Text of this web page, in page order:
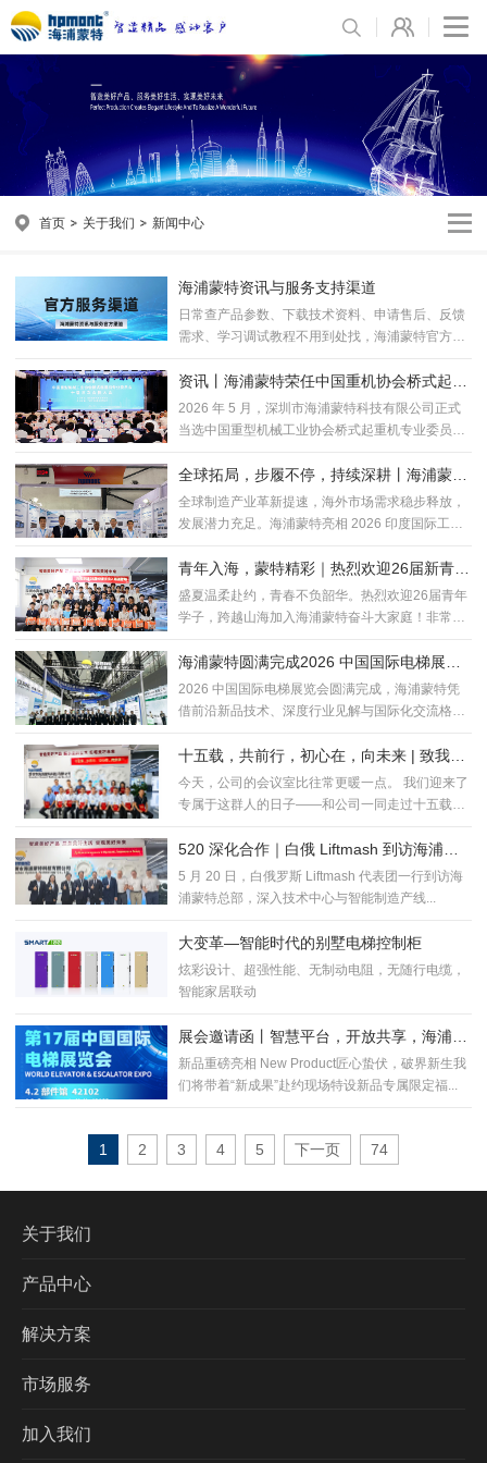
首页 关于我们 新闻中心
海浦蒙特资讯与服务支持渠道
日常查产品参数、下载技术资料、申请售后、反馈
需求、学习调试教程不用到处找，海浦蒙特官方渠
资讯丨海浦蒙特荣任中国重机协会桥式起重
机专业委员会理事会理事单位
2026 年 5 月，深圳市海浦蒙特科技有限公司正式
当选中国重型机械工业协会桥式起重机专业委员会
全球拓局，步履不停，持续深耕丨海浦蒙特
印度国际工业交流之旅圆满完成！
全球制造产业革新提速，海外市场需求稳步释放，
发展潜力充足。海浦蒙特亮相 2026 印度国际工业
青年入海，蒙特精彩｜热烈欢迎26届新青年
加入海浦蒙特！
盛夏温柔赴约，青春不负韶华。热烈欢迎26届青年
学子，跨越山海加入海浦蒙特奋斗大家庭！非常荣
海浦蒙特圆满完成2026 中国国际电梯展！S
MART100新品首发闪耀全场！！
2026 中国国际电梯展览会圆满完成，海浦蒙特凭
借前沿新品技术、深度行业见解与国际化交流格
十五载，共前行，初心在，向未来 | 致我们
相伴十五年的创始家人
今天，公司的会议室比往常更暖一点。 我们迎来了
专属于这群人的日子——和公司一同走过十五载春
520 深化合作｜白俄 Liftmash 到访海浦蒙
特，共拓海外新局
5 月 20 日，白俄罗斯 Liftmash 代表团一行到访海
浦蒙特总部，深入技术中心与智能制造产线...
大变革—智能时代的别墅电梯控制柜
炫彩设计、超强性能、无制动电阻，无随行电缆，
智能家居联动
展会邀请函丨智慧平台，开放共享，海浦蒙
特将携新品亮相中国国际电梯展
新品重磅亮相 New Product匠心蛰伏，破界新生我
们将带着“新成果”赴约现场特设新品专属限定福...
1 2 3 4 5 下一页 74
关于我们
产品中心
解决方案
市场服务
加入我们